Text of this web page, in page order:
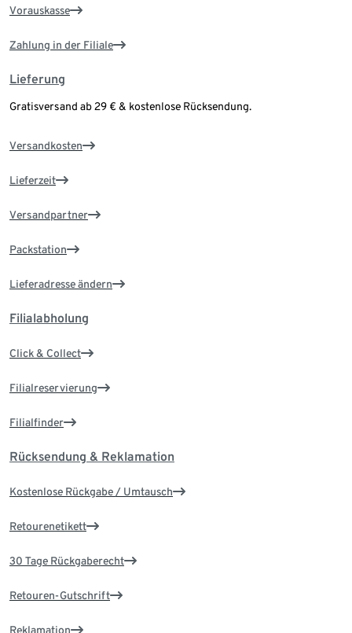
Vorauskasse
Zahlung in der Filiale
Lieferung
Gratisversand ab 29 € & kostenlose Rücksendung.
Versandkosten
Lieferzeit
Versandpartner
Packstation
Lieferadresse ändern
Filialabholung
Click & Collect
Filialreservierung
Filialfinder
Rücksendung & Reklamation
Kostenlose Rückgabe / Umtausch
Retourenetikett
30 Tage Rückgaberecht
Retouren-Gutschrift
Reklamation